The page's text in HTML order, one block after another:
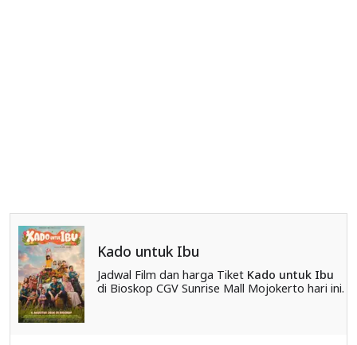
Kado untuk Ibu
Jadwal Film dan harga Tiket Kado untuk Ibu
di Bioskop CGV Sunrise Mall Mojokerto hari ini.